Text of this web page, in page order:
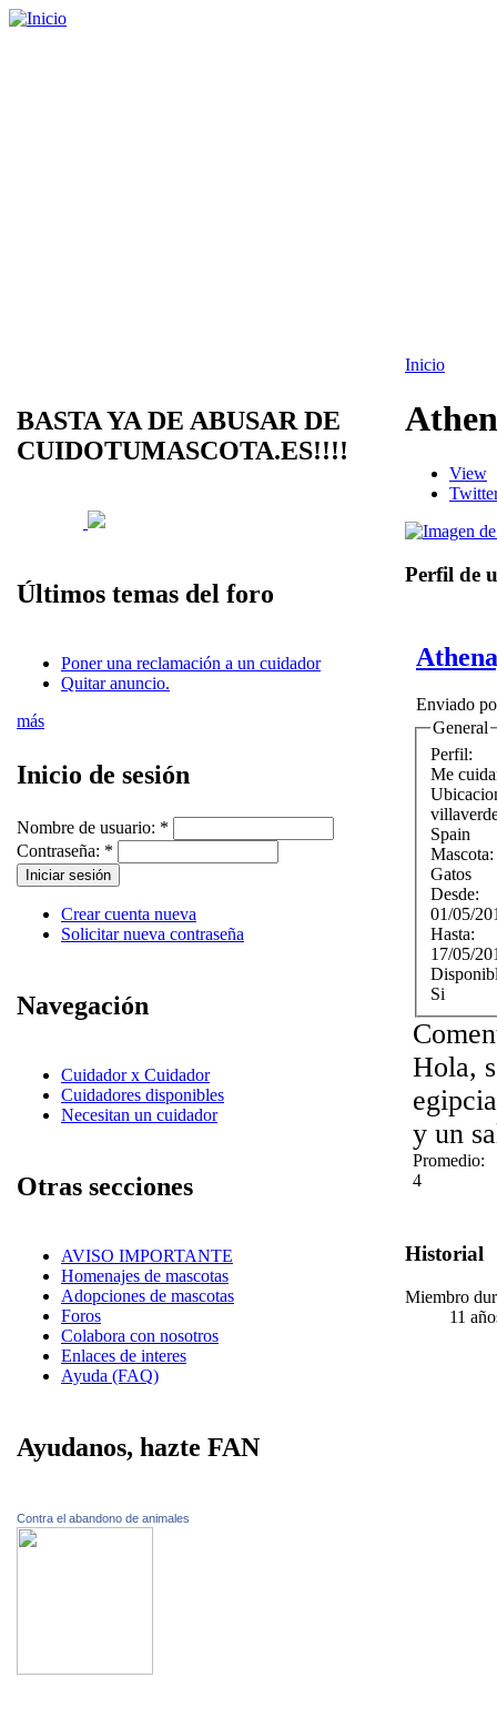
BASTA YA DE ABUSAR DE
CUIDOTUMASCOTA.ES!!!!
Últimos temas del foro
Poner una reclamación a un cuidador
Quitar anuncio.
más
Inicio de sesión
Nombre de usuario: *
Contraseña: *
Crear cuenta nueva
Solicitar nueva contraseña
Navegación
Cuidador x Cuidador
Cuidadores disponibles
Necesitan un cuidador
Otras secciones
AVISO IMPORTANTE
Homenajes de mascotas
Adopciones de mascotas
Foros
Colabora con nosotros
Enlaces de interes
Ayuda (FAQ)
Ayudanos, hazte FAN
Contra el abandono de animales
Inicio
View
Perfil de
Enviado
General
Perfil:
Me
Spain
Mascota:
Gatos
Desde:
01/05/
Hasta:
17/05/
Si
Hola,
y un
Promedio:
4
Historial
Miembro
11